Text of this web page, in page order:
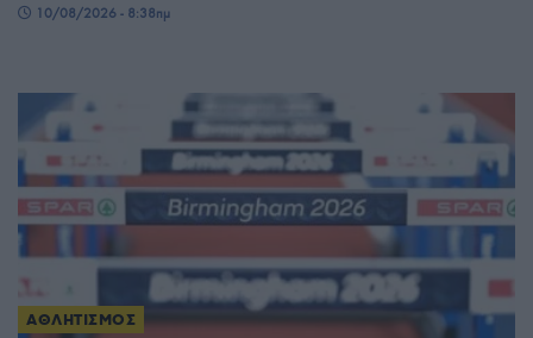
10/08/2026 - 8:38πμ
ΑΘΛΗΤΙΣΜΟΣ